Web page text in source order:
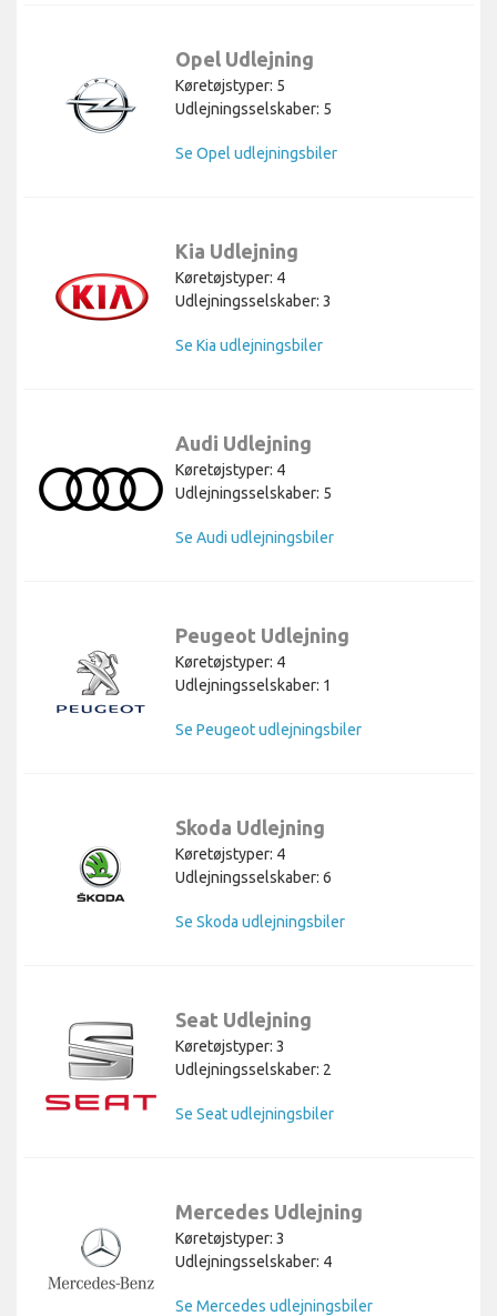
Opel Udlejning
Køretøjstyper: 5
Udlejningsselskaber: 5
Se Opel udlejningsbiler
Kia Udlejning
Køretøjstyper: 4
Udlejningsselskaber: 3
Se Kia udlejningsbiler
Audi Udlejning
Køretøjstyper: 4
Udlejningsselskaber: 5
Se Audi udlejningsbiler
Peugeot Udlejning
Køretøjstyper: 4
Udlejningsselskaber: 1
Se Peugeot udlejningsbiler
Skoda Udlejning
Køretøjstyper: 4
Udlejningsselskaber: 6
Se Skoda udlejningsbiler
Seat Udlejning
Køretøjstyper: 3
Udlejningsselskaber: 2
Se Seat udlejningsbiler
Mercedes Udlejning
Køretøjstyper: 3
Udlejningsselskaber: 4
Se Mercedes udlejningsbiler